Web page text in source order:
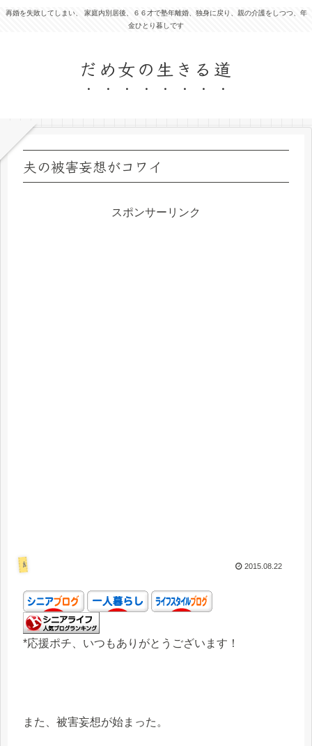
再婚を失敗してしまい、 家庭内別居後、６６才で塾年離婚、独身に戻り、親の介護をしつつ、年
金ひとり暮しです
だめ女の生きる道
夫の被害妄想がコワイ
スポンサーリンク
結婚失敗 2015.08.22
*応援ポチ、いつもありがとうございます！
また、被害妄想が始まった。